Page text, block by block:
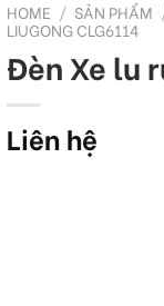
HOME / SẢN PHẨM
LIUGONG CLG6114
Đèn Xe lu
Liên hệ